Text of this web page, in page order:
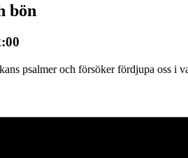
bön
psalmer och försöker fördjupa oss i